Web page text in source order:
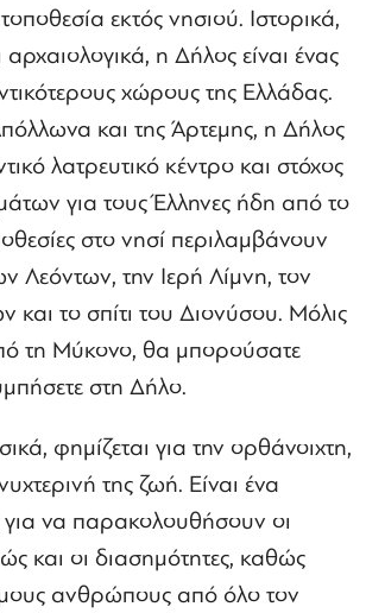
εκτός νησιού. Ιστορικά,
η Δήλος είναι ένας
χώρους της Ελλάδας.
και της Άρτεμης, η Δήλος
λατρευτικό κέντρο και στόχος
για τους Έλληνες ήδη από το
στο νησί περιλαμβάνουν
Λεόντων, την Ιερή Λίμνη, τον
το σπίτι του Διονύσου. Μόλις
τη Μύκονο, θα μπορούσατε
στη Δήλο.
φημίζεται για την ορθάνοιχτη,
της ζωή. Είναι ένα
να παρακολουθήσουν οι
και οι διασημότητες, καθώς
ανθρώπους από όλο τον